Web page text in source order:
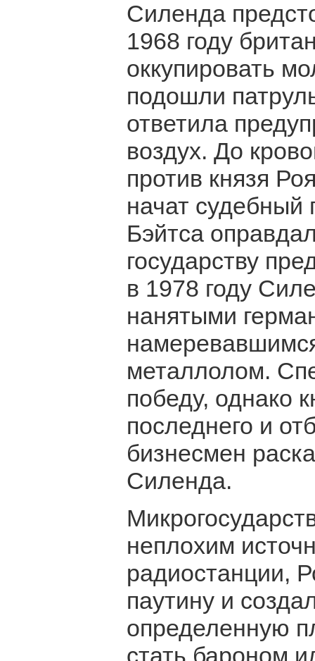
Силенда
1968 году
оккупировать
подошли
ответила
воздух. До
против князя
начат судебный
Бэйтса
государству
в 1978 году
нанятыми
металлолом.
победу, однако
последнего и
бизнесмен
Силенда.
неплохим
радиостанции,
паутину и
определенную
стать бароном